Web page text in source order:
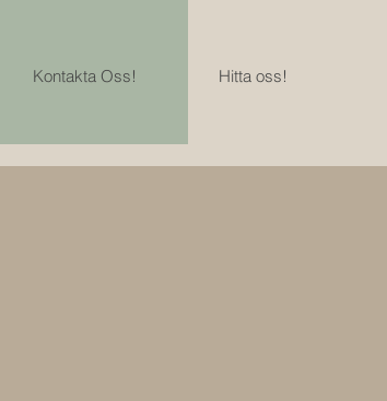
Kontakta Oss! Hitta oss!